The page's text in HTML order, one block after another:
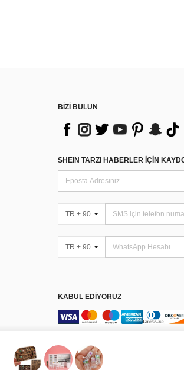
BİZİ BULUN
SHEIN TARZI HABERLER IÇIN
TR + 90
TR + 90
KABUL EDIYORUZ